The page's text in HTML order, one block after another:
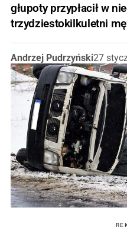
głupoty przypłacił w
trzydziestokilkuletni
Andrzej Pudrzyński27